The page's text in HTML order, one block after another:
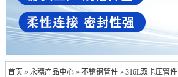
首页 »永穗产品中心 »不锈钢管件 »316L双卡压管件